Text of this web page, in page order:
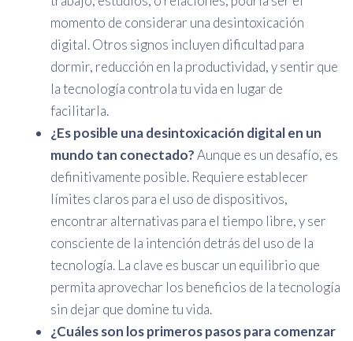
momento de considerar una desintoxicación
digital. Otros signos incluyen dificultad para
dormir, reducción en la productividad, y sentir que
la tecnología controla tu vida en lugar de
facilitarla.
¿Es posible una desintoxicación digital en un
mundo tan conectado?Aunque es un desafío, es
definitivamente posible. Requiere establecer
límites claros para el uso de dispositivos,
encontrar alternativas para el tiempo libre, y ser
consciente de la intención detrás del uso de la
tecnología. La clave es buscar un equilibrio que
permita aprovechar los beneficios de la tecnología
sin dejar que domine tu vida.
¿Cuáles son los primeros pasos para comenzar